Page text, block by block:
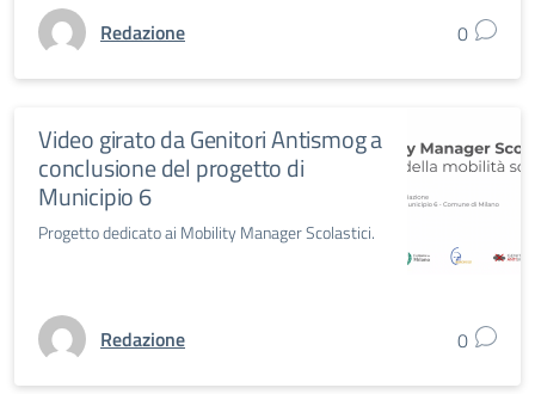
Redazione 0
Video girato da Genitori Antismog a
conclusione del progetto di
Municipio 6
Progetto dedicato ai Mobility Manager Scolastici.
Redazione 0